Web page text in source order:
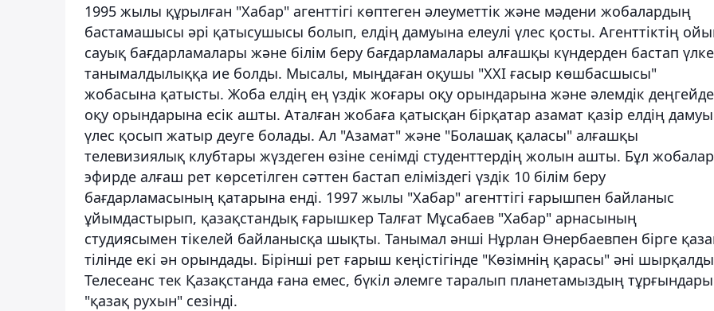
1995 жылы құрылған "Хабар" агенттігі көптеген әлеуметтік және мәдени жобалардың
бастамашысы әрі қатысушысы болып, елдің дамуына елеулі үлес қосты. Агенттіктің
сауық бағдарламалары және білім беру бағдарламалары алғашқы күндерден бастап
танымалдылыққа ие болды. Мысалы, мыңдаған оқушы "XXI ғасыр көшбасшысы"
жобасына қатысты. Жоба елдің ең үздік жоғары оқу орындарына және әлемдік
оқу орындарына есік ашты. Аталған жобаға қатысқан бірқатар азамат қазір елдің
үлес қосып жатыр деуге болады. Ал "Азамат" және "Болашақ қаласы" алғашқы
телевизиялық клубтары жүздеген өзіне сенімді студенттердің жолын ашты. Бұл жобалар
эфирде алғаш рет көрсетілген сәттен бастап еліміздегі үздік 10 білім беру
бағдарламасының қатарына енді. 1997 жылы "Хабар" агенттігі ғарышпен байланыс
ұйымдастырып, қазақстандық ғарышкер Талғат Мұсабаев "Хабар" арнасының
студиясымен тікелей байланысқа шықты. Танымал әнші Нұрлан Өнербаевпен бірге
тілінде екі ән орындады. Бірінші рет ғарыш кеңістігінде "Көзімнің қарасы" әні
Телесеанс тек Қазақстанда ғана емес, бүкіл әлемге таралып планетамыздың тұрғындары
"қазақ рухын" сезінді.